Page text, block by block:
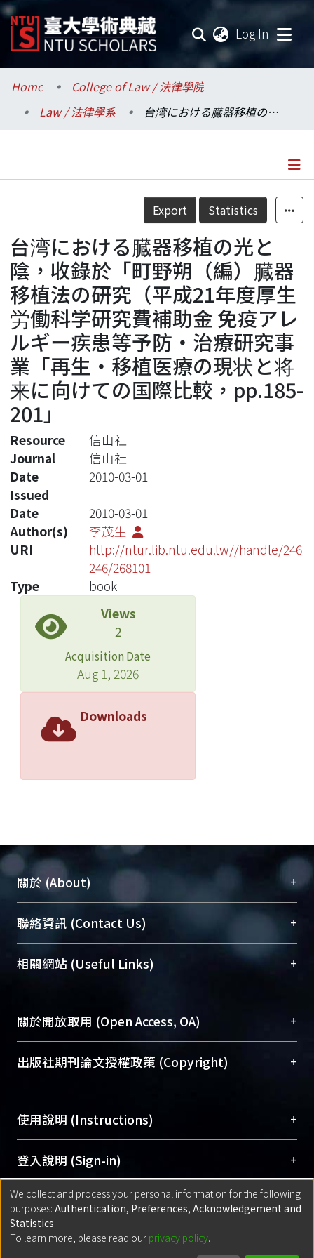
Log In
Communities & Collections
Research Outputs
Statistics
Home
College of Law / 法律學院
Law / 法律學系
台湾における臓器移植の光と陰，收錄於「町野朔（編）臓器移植法の研究（平成21年度厚生労働科学研究費補助金 免疫アレルギー疾患等予防・治療研究事業「再生・移植医療の現状と将来に向けての国際比較，pp.185-201」
Details
Export Statistics
台湾における臓器移植の光と
陰，收錄於「町野朔（編）臓器
移植法の研究（平成21年度厚生
労働科学研究費補助金 免疫アレ
ルギー疾患等予防・治療研究事
業「再生・移植医療の現状と将
来に向けての国際比較，pp.185-
201」
Resource
信山社
Journal
信山社
Date
Issued
2010-03-01
Date
2010-03-01
Author(s)
李茂生
URI
http://ntur.lib.ntu.edu.tw//handle/246
246/268101
Type
book
Views
2
Acquisition Date
Aug 1, 2026
Downloads
關於 (About) +
臺大位居世界頂尖大學之列，為永久珍藏及向國際
展現本校豐碩的研究成果及學術能量，圖書館整合
機構典藏（NTUR）與學術庫（AH）不同功能平
台，成為臺大學術典藏NTU scholars。期能整合研
成果。
To permanently archive and promote researcher
profiles and scholarly works, Library integrates the
services of “NTU Repository” with “Academic
聯絡資訊 (Contact Us) +
總館學科館員(Main Library)
醫學圖書館學科館員(Medical Library)
Sciences Library)
相關網站 (Useful Links) +
關於開放取用 (Open Access, OA) +
開放取用是從使用者角度提升資訊取用性的社會運
動，應用在學術研究上是透過將研究著作公開供使
用逐年攀升。同時可加速研究發展、提升研究影響
Archive）平台。 （點選深入了解OA）
出版社期刊論文授權政策 (Copyright) +
含部分內容的版權非匯入者所有，或由第三方贊
助與合作完成，請確認該版權所有者及第三方同
意提供此授權。
Please represent that the submission is your
original work, and that you have the right to
grant the rights to upload.
若欲上傳已出版的全文電子檔，可使用
使用說明 (Instructions) +
網站簡介(Quickstart Guide)
使用手冊(Instruction Manual)
線上預約服務(Booking Service)
登入說明 (Sign-in) +
方案一：臺灣大學計算機中心帳號登入
(With C&INC Email Account)
方案二：ORCID帳號登入(With ORCID)
匯入著作 (Submission) +
方案一：定期更新ORCID者，以ID匯入
We collect and process your personal information for the following
purposes: Authentication, Preferences, Acknowledgement and
Statistics.
To learn more, please read our privacy policy.